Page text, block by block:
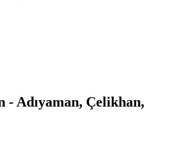
- Adıyaman, Çelikhan,